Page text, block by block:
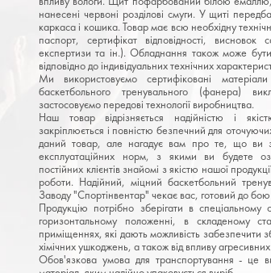
нанесені червоні розділові смуги. У щиті
каркаса і кошика. Товар має всю необхідну
паспорт, сертифікат відповідності, висновок
експертизи та ін.). Обладнання також може
відповідно до індивідуальних технічних
Ми використовуємо сертифіковані
баскетбольного тренувального (фанера)
застосовуємо передові технології виробництва.
Наш товар відрізняється надійністю і
закріплюється і повністю безпечний для
даний товар, але нагадує вам про те, що ви
експлуатаційних норм, з якими ви будете
постійних клієнтів знайомі з якістю нашої
роботи. Надійний, міцний баскетбольний
Заводу "Спортінвентар" чекає вас, готовий до бою
Продукцію потрібно зберігати в спеціальному
горизонтальному положенні, в складеному
приміщеннях, які дають можливість забезпечити
хімічних ушкоджень, а також від впливу
Обов'язкова умова для транспортування - це